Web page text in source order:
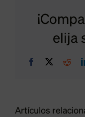
elija
Facebook
X
Artículos